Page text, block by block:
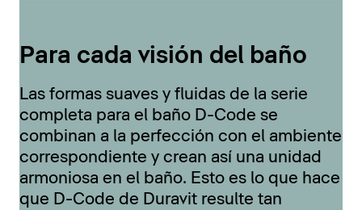
Para cada visión del baño
Las formas suaves y fluidas de la serie
completa para el baño D-Code se
combinan a la perfección con el ambiente
correspondiente y crean así una unidad
armoniosa en el baño. Esto es lo que hace
que D-Code de Duravit resulte tan